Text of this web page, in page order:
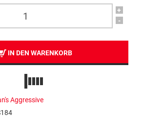
+
-
IN DEN WARENKORB
Aggressive